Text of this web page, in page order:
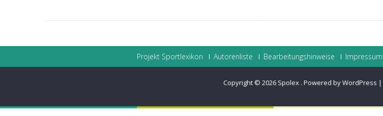
Projekt Sportlexikon Autorenliste Bearbeitungshinweise Impressum
Copyright © 2026 Spolex . Powered by WordPress |